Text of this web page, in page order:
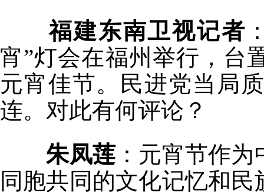
福建东南卫视记者
宵”灯会在福州举行，台
元宵佳节。民进党当局
连。对此有何评论？
朱凤莲：元宵节作为
同胞共同的文化记忆和